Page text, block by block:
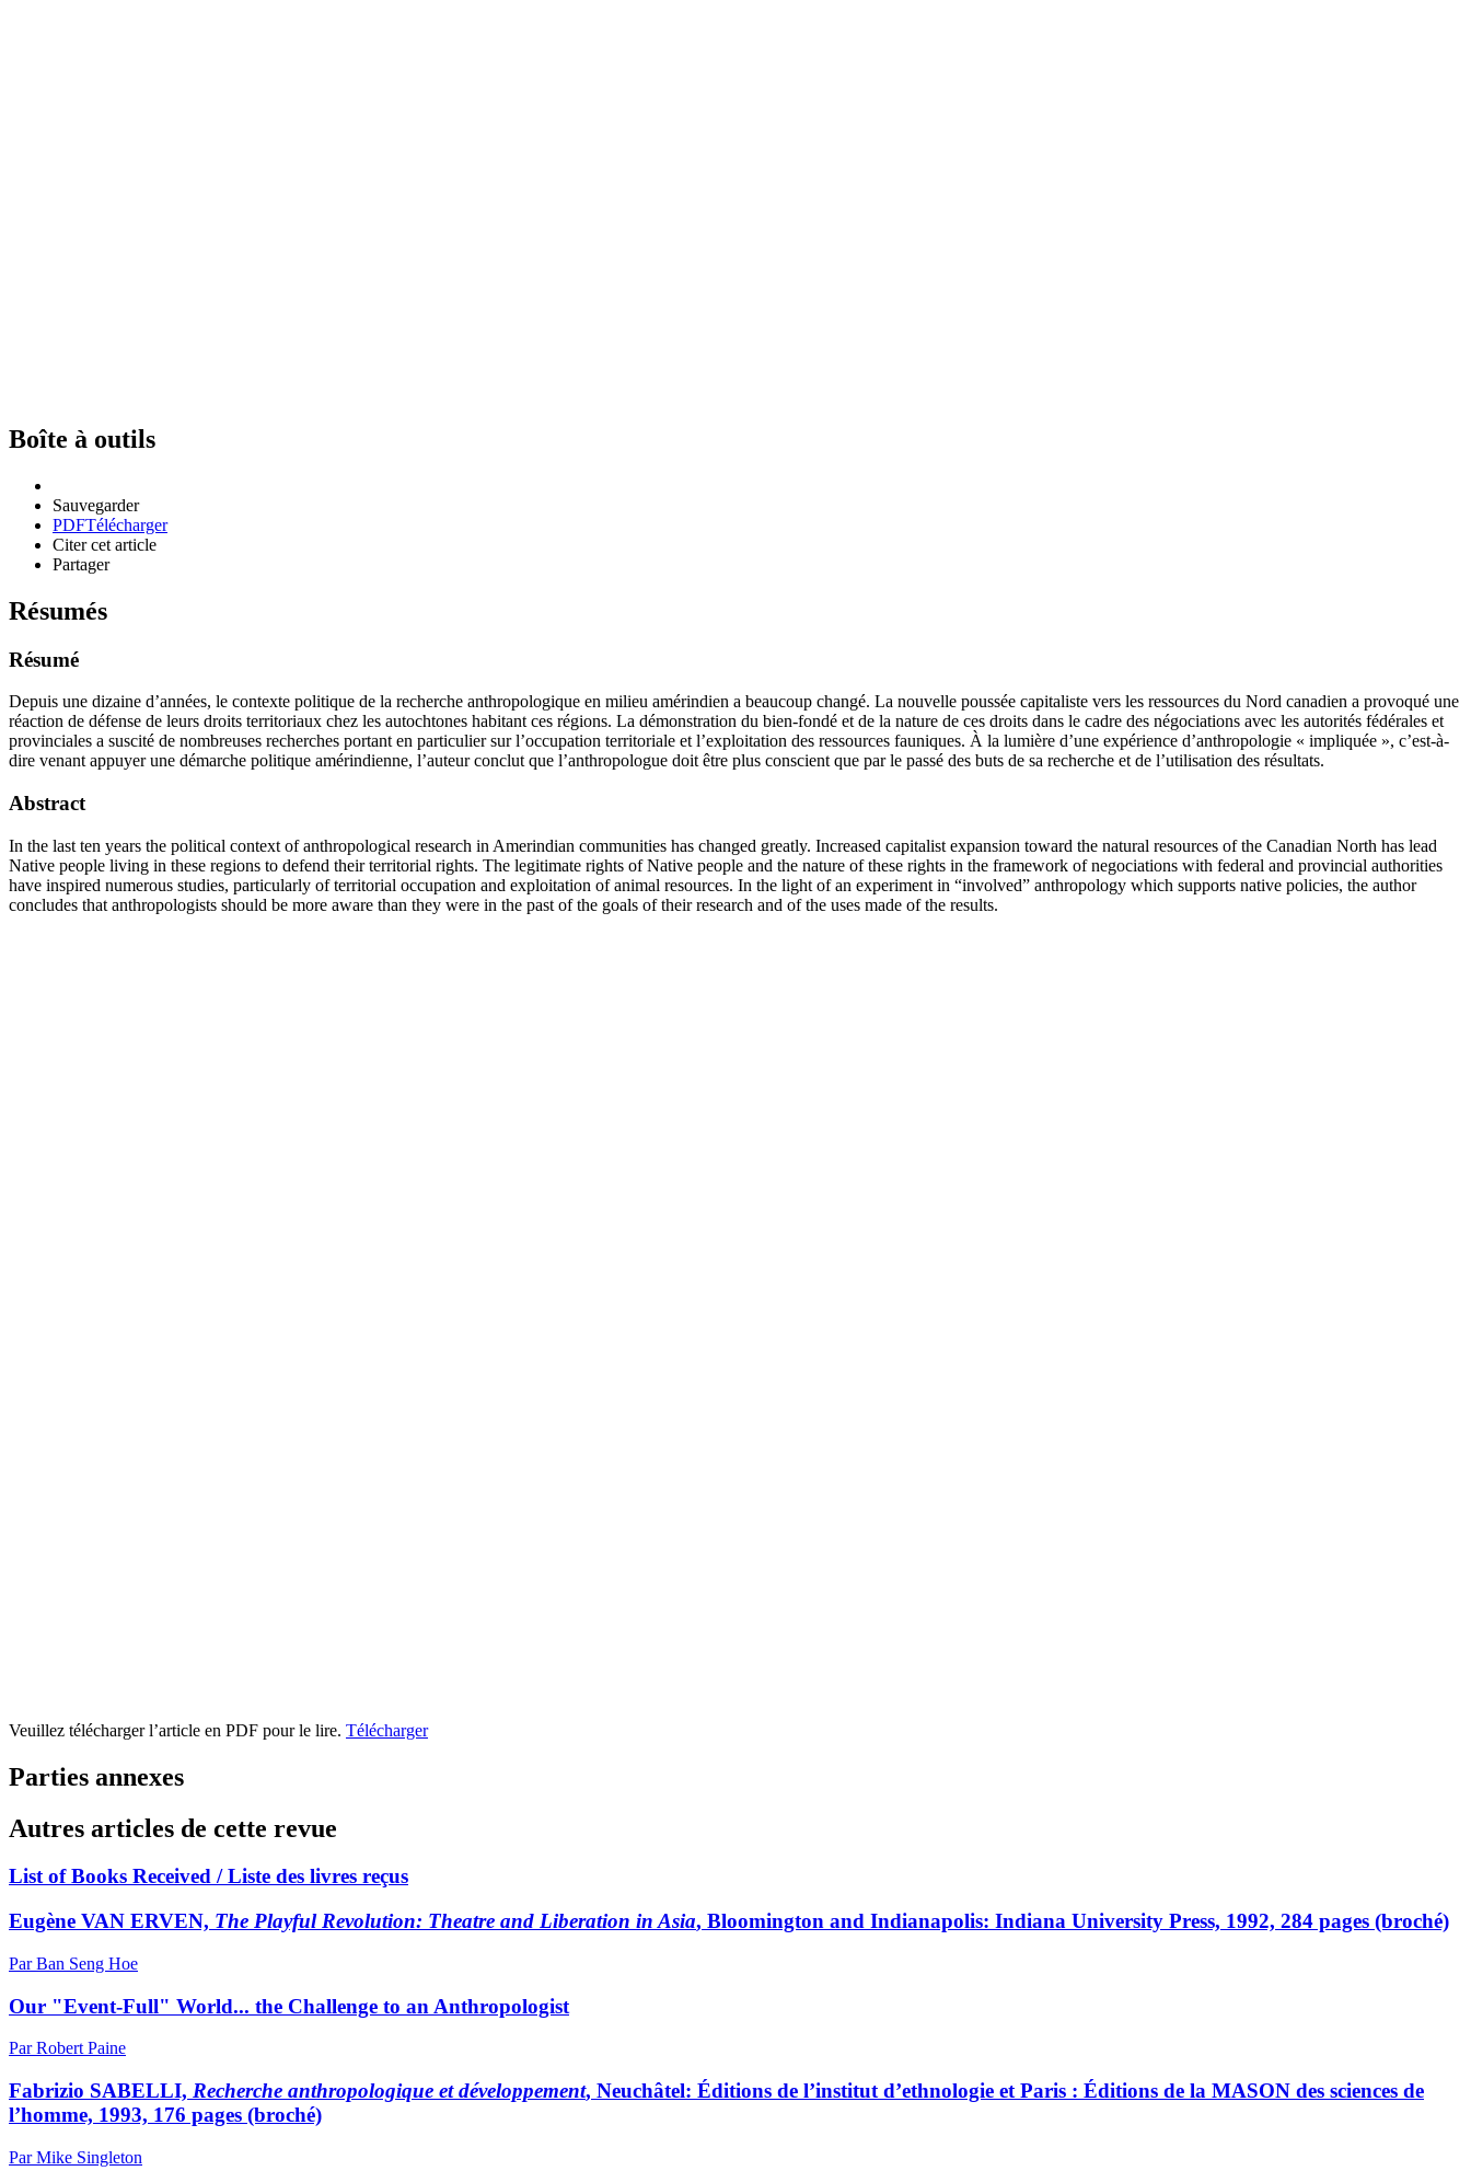
Boîte à outils
Sauvegarder
PDFTélécharger
Citer cet article
Partager
Résumés
Résumé
Depuis une dizaine d’années, le contexte politique de la recherche anthropologique en milieu amérindien a beaucoup changé. La nouvelle poussée capitaliste vers les ressources du Nord canadien a provoqué une
réaction de défense de leurs droits territoriaux chez les autochtones habitant ces régions. La démonstration du bien-fondé et de la nature de ces droits dans le cadre des négociations avec les autorités fédérales et
provinciales a suscité de nombreuses recherches portant en particulier sur l’occupation territoriale et l’exploitation des ressources fauniques. À la lumière d’une expérience d’anthropologie « impliquée », c’est-à-
dire venant appuyer une démarche politique amérindienne, l’auteur conclut que l’anthropologue doit être plus conscient que par le passé des buts de sa recherche et de l’utilisation des résultats.
Abstract
In the last ten years the political context of anthropological research in Amerindian communities has changed greatly. Increased capitalist expansion toward the natural resources of the Canadian North has lead
Native people living in these regions to defend their territorial rights. The legitimate rights of Native people and the nature of these rights in the framework of negociations with federal and provincial authorities
have inspired numerous studies, particularly of territorial occupation and exploitation of animal resources. In the light of an experiment in “involved” anthropology which supports native policies, the author
concludes that anthropologists should be more aware than they were in the past of the goals of their research and of the uses made of the results.
Veuillez télécharger l’article en PDF pour le lire. Télécharger
Parties annexes
Autres articles de cette revue
List of Books Received / Liste des livres reçus
Eugène VAN ERVEN, The Playful Revolution: Theatre and Liberation in Asia, Bloomington and Indianapolis: Indiana University Press, 1992, 284 pages (broché)
Par Ban Seng Hoe
Our "Event-Full" World... the Challenge to an Anthropologist
Par Robert Paine
Fabrizio SABELLI, Recherche anthropologique et développement, Neuchâtel: Éditions de l’institut d’ethnologie et Paris : Éditions de la MASON des sciences de
l’homme, 1993, 176 pages (broché)
Par Mike Singleton